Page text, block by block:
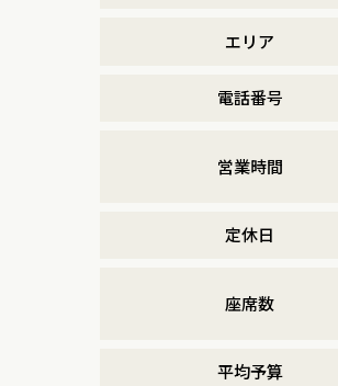
エリア
電話番号
営業時間
定休日
座席数
平均予算